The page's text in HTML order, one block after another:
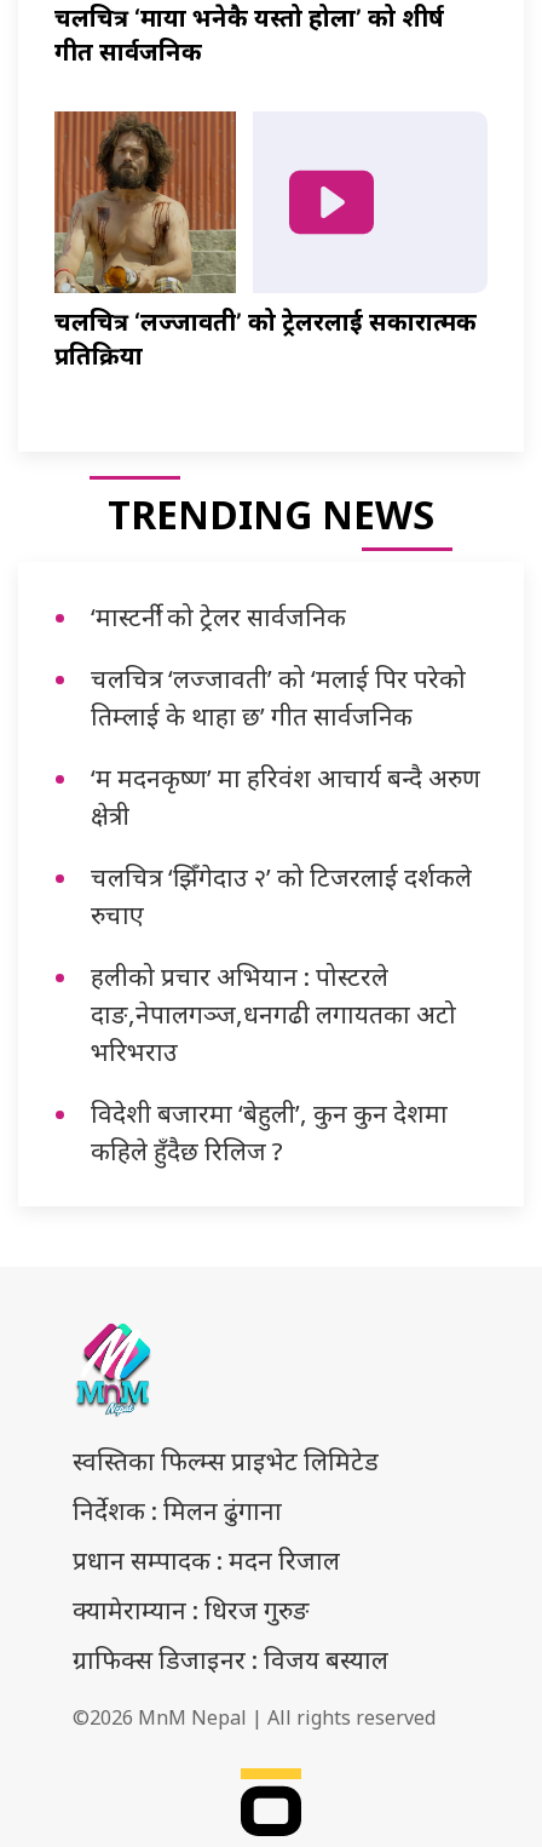
चलचित्र ‘माया भनेकै यस्तो होला’ को शीर्ष
गीत सार्वजनिक
चलचित्र ‘लज्जावती’ को ट्रेलरलाई सकारात्मक
प्रतिक्रिया
TRENDING NEWS
‘मास्टर्नी’ को ट्रेलर सार्वजनिक
चलचित्र ‘लज्जावती’ को ‘मलाई पिर परेको
तिम्लाई के थाहा छ’ गीत सार्वजनिक
‘म मदनकृष्ण’ मा हरिवंश आचार्य बन्दै अरुण
क्षेत्री
चलचित्र ‘झिँगेदाउ २’ को टिजरलाई दर्शकले
रुचाए
हलीको प्रचार अभियान : पोस्टरले
दाङ,नेपालगञ्ज,धनगढी लगायतका अटो
भरिभराउ
विदेशी बजारमा ‘बेहुली’, कुन कुन देशमा
कहिले हुँदैछ रिलिज ?
स्वस्तिका फिल्म्स प्राइभेट लिमिटेड
निर्देशक : मिलन ढुंगाना
प्रधान सम्पादक : मदन रिजाल
क्यामेराम्यान : धिरज गुरुङ
ग्राफिक्स डिजाइनर : विजय बस्याल
©2026 MnM Nepal | All rights reserved